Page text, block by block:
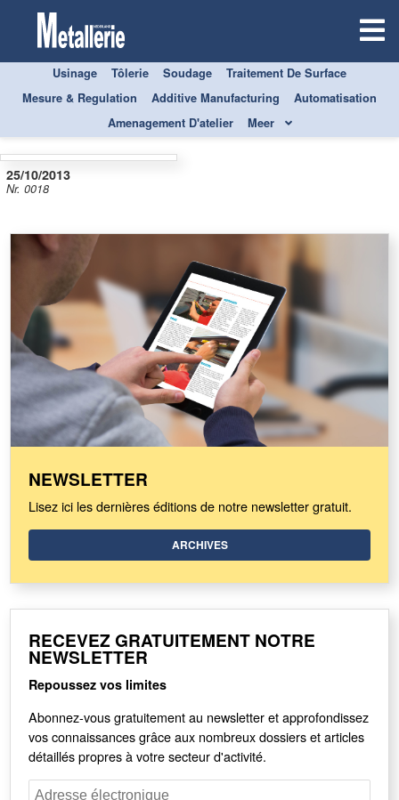
Usinage Tôlerie Soudage
Traitement De Surface
Mesure & Regulation
Additive Manufacturing
Automatisation
Amenagement D'atelier
Meer
MAGAZINESNEWSLETTERS TOUT SUR
25/10/2013
Nr. 0018
NEWSLETTER
Lisez ici les dernières éditions de notre newsletter gratuit.
ARCHIVES
RECEVEZ GRATUITEMENT NOTRE
NEWSLETTER
Repoussez vos limites
Abonnez-vous gratuitement au newsletter et approfondissez
vos connaissances grâce aux nombreux dossiers et articles
détaillés propres à votre secteur d'activité.